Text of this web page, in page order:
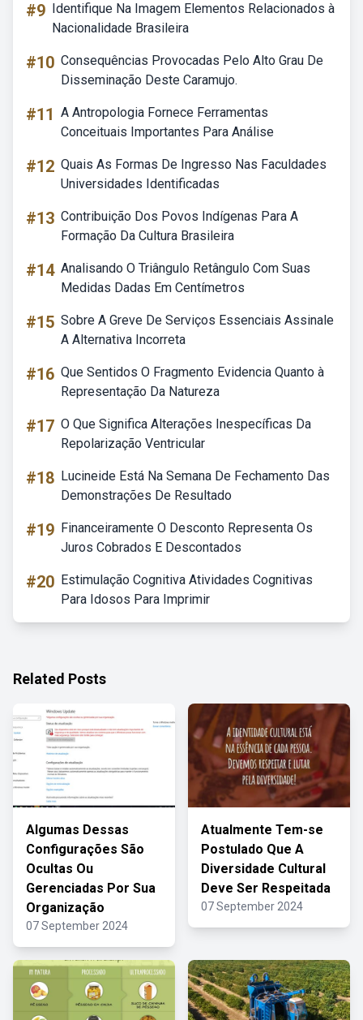
#9 Identifique Na Imagem Elementos Relacionados à
Nacionalidade Brasileira
#10 Consequências Provocadas Pelo Alto Grau De
Disseminação Deste Caramujo.
#11 A Antropologia Fornece Ferramentas
Conceituais Importantes Para Análise
#12 Quais As Formas De Ingresso Nas Faculdades
Universidades Identificadas
#13 Contribuição Dos Povos Indígenas Para A
Formação Da Cultura Brasileira
#14 Analisando O Triângulo Retângulo Com Suas
Medidas Dadas Em Centímetros
#15 Sobre A Greve De Serviços Essenciais Assinale
A Alternativa Incorreta
#16 Que Sentidos O Fragmento Evidencia Quanto à
Representação Da Natureza
#17 O Que Significa Alterações Inespecíficas Da
Repolarização Ventricular
#18 Lucineide Está Na Semana De Fechamento Das
Demonstrações De Resultado
#19 Financeiramente O Desconto Representa Os
Juros Cobrados E Descontados
#20 Estimulação Cognitiva Atividades Cognitivas
Para Idosos Para Imprimir
Related Posts
Algumas Dessas
Configurações São
Ocultas Ou
Gerenciadas Por Sua
Organização
07 September 2024
Atualmente Tem-se
Postulado Que A
Diversidade Cultural
Deve Ser Respeitada
07 September 2024